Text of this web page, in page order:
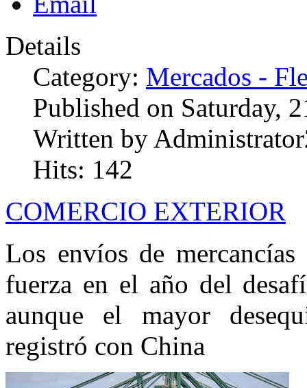
Details
Category: Mercados -
Published on Saturday,
Written by
Hits: 142
COMERCIO EXTERIOR
Los envíos de
fuerza en el año del
aunque el mayor
registró con China